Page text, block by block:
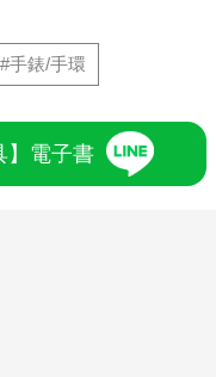
#手錶/手環
】電子書